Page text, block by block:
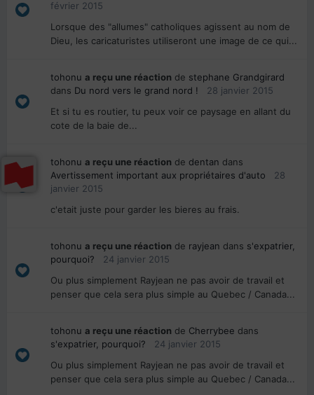
février 2015
Lorsque des "allumes" catholiques agissent au nom de
Dieu, les caricaturistes utiliseront une image de ce qui...
tohonu a reçu une réaction de stephane Grandgirard
dans Du nord vers le grand nord !
28 janvier 2015
Et si tu es routier, tu peux voir ce paysage en allant du
cote de la baie de...
tohonu a reçu une réaction de dentan dans
Avertissement important aux propriétaires d'auto
28
janvier 2015
c'etait juste pour garder les bieres au frais.
tohonu a reçu une réaction de rayjean dans s'expatrier,
pourquoi?
24 janvier 2015
Ou plus simplement Rayjean ne pas avoir de travail et
penser que cela sera plus simple au Quebec / Canada...
tohonu a reçu une réaction de Cherrybee dans
s'expatrier, pourquoi?
24 janvier 2015
Ou plus simplement Rayjean ne pas avoir de travail et
penser que cela sera plus simple au Quebec / Canada...